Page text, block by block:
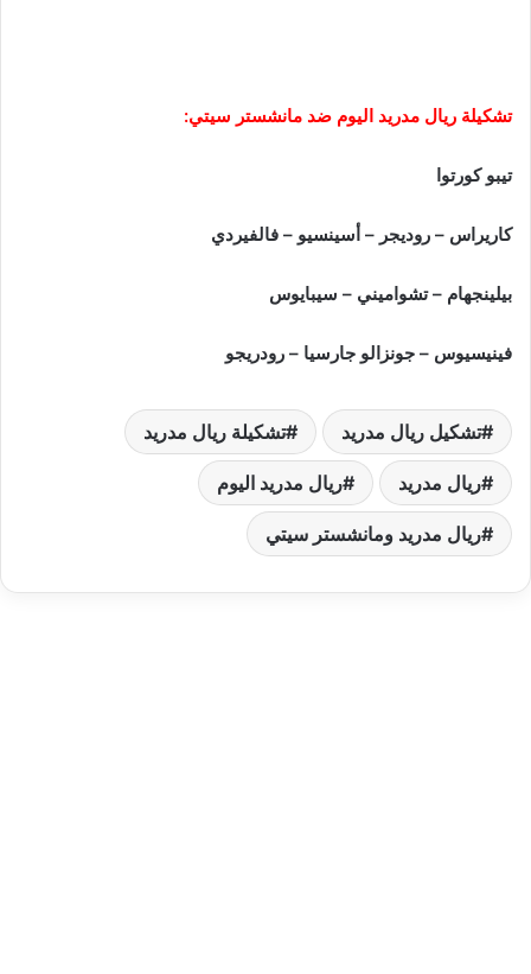
تشكيلة ريال مدريد اليوم ضد مانشستر سيتي:
تيبو كورتوا
كاريراس – روديجر – أسينسيو – فالفيردي
بيلينجهام – تشواميني – سيبايوس
فينيسيوس – جونزالو جارسيا – رودريجو
تشكيل ريال مدريد تشكيلة ريال مدريد
ريال مدريد ريال مدريد اليوم
ريال مدريد ومانشستر سيتي